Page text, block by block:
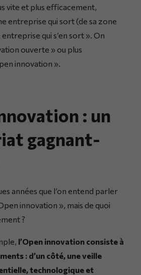
vite et plus efficacement,
entreprise qui sort (de sa zone
qui s’en sort ». On
ouverte » ou plus
innovation ».
: un
gagnant-
années que l’on entend parler
innovation », mais de quoi
?
l’Open innovation consiste à
: d’un côté, une veille
technologique et